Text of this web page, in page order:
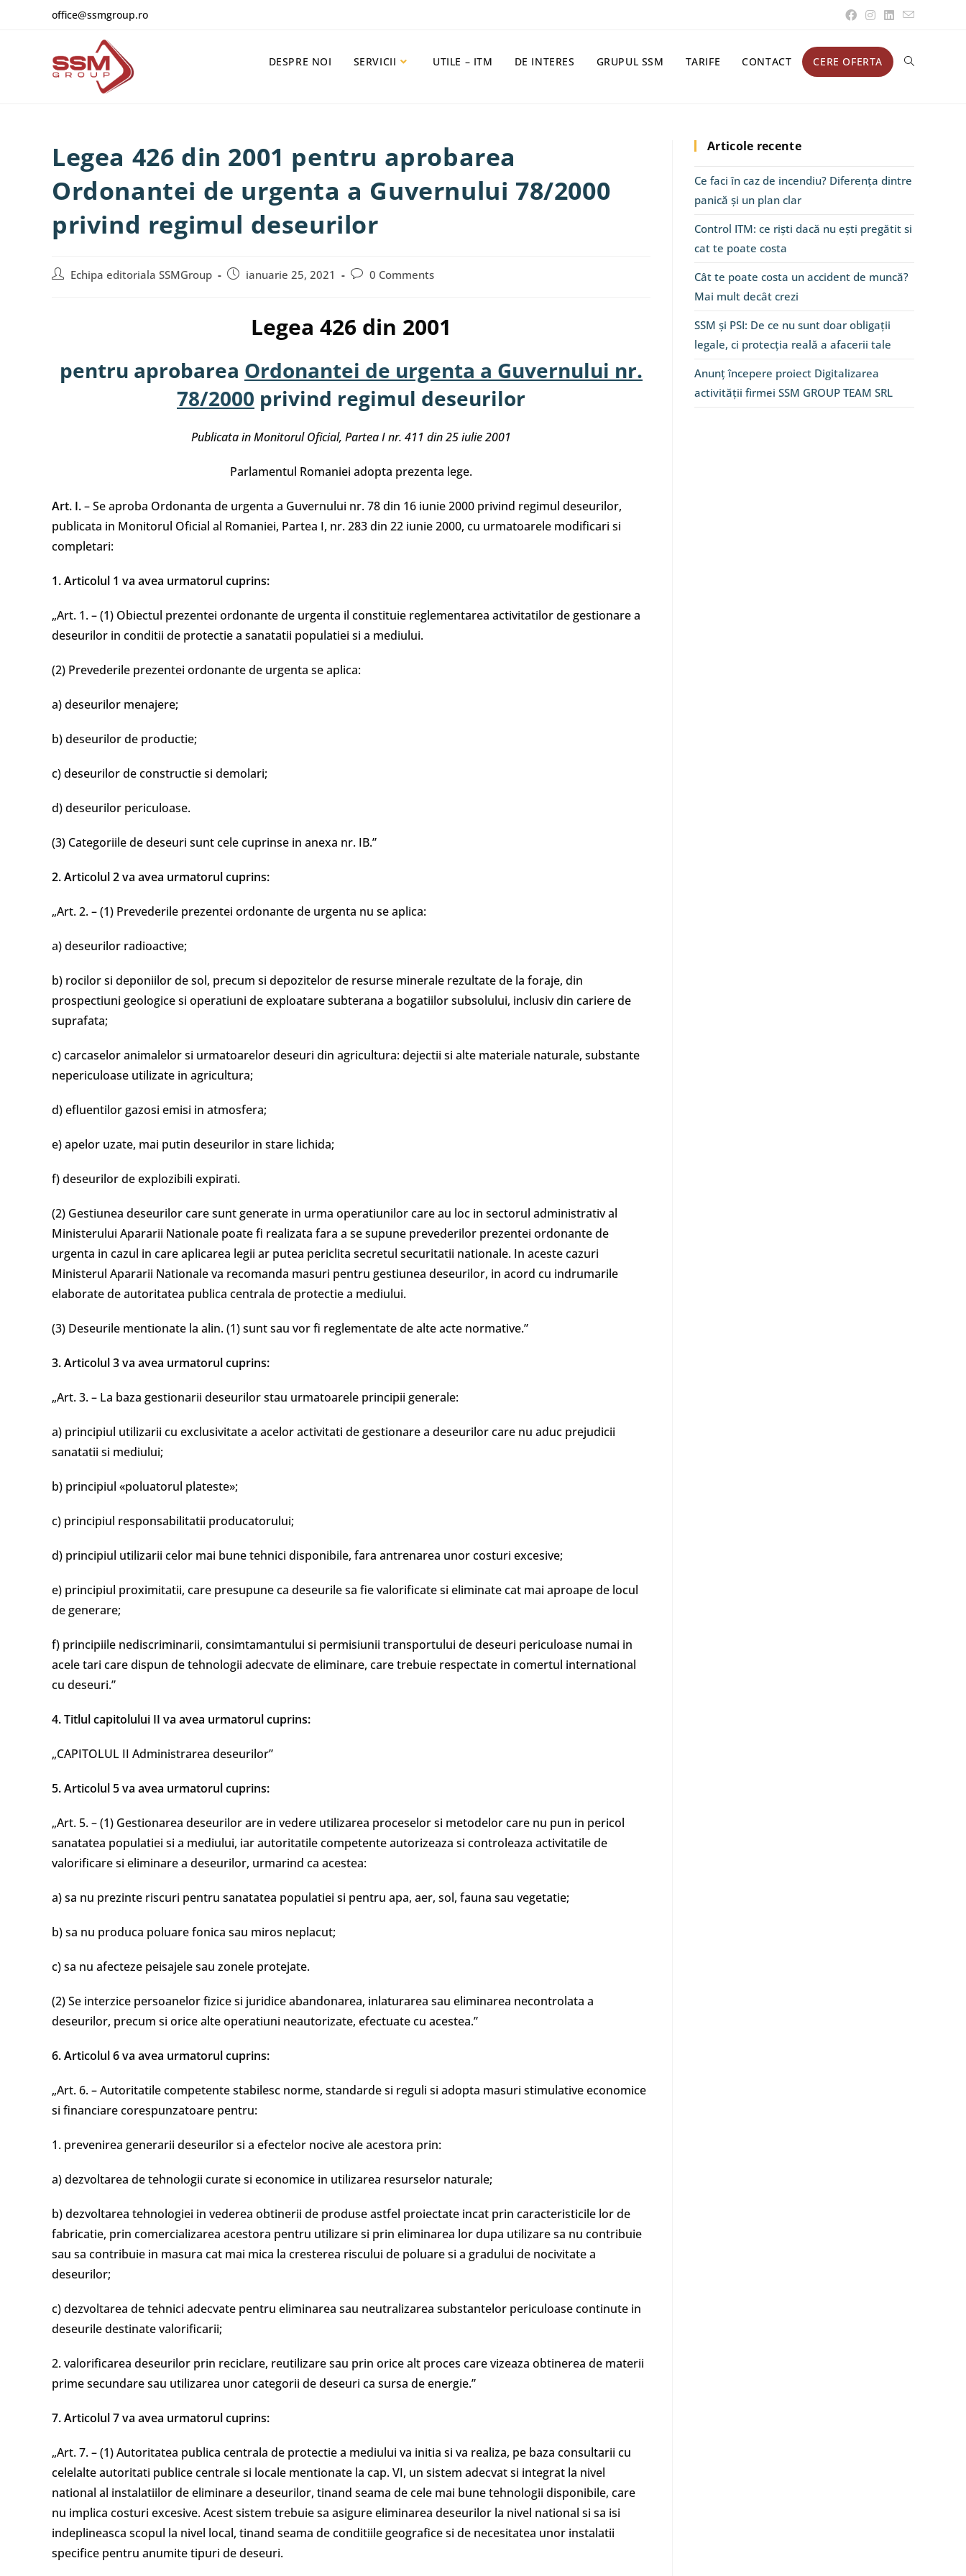
office@ssmgroup.ro
DESPRE NOI SERVICII UTILE – ITM DE INTERES GRUPUL SSM TARIFE CONTACT CERE OFERTA
Legea 426 din 2001 pentru aprobarea
Ordonantei de urgenta a Guvernului 78/2000
privind regimul deseurilor
Echipa editoriala SSMGroup ianuarie 25, 2021 0 Comments
Legea 426 din 2001
pentru aprobarea Ordonantei de urgenta a Guvernului nr.
78/2000 privind regimul deseurilor
Publicata in Monitorul Oficial, Partea I nr. 411 din 25 iulie 2001
Parlamentul Romaniei adopta prezenta lege.
Art. I.– Se aproba Ordonanta de urgenta a Guvernului nr. 78 din 16 iunie 2000 privind regimul deseurilor,
publicata in Monitorul Oficial al Romaniei, Partea I, nr. 283 din 22 iunie 2000, cu urmatoarele modificari si
completari:
1. Articolul 1 va avea urmatorul cuprins:
„Art. 1. – (1) Obiectul prezentei ordonante de urgenta il constituie reglementarea activitatilor de gestionare a
deseurilor in conditii de protectie a sanatatii populatiei si a mediului.
(2) Prevederile prezentei ordonante de urgenta se aplica:
a) deseurilor menajere;
b) deseurilor de productie;
c) deseurilor de constructie si demolari;
d) deseurilor periculoase.
(3) Categoriile de deseuri sunt cele cuprinse in anexa nr. IB.”
2. Articolul 2 va avea urmatorul cuprins:
„Art. 2. – (1) Prevederile prezentei ordonante de urgenta nu se aplica:
a) deseurilor radioactive;
b) rocilor si deponiilor de sol, precum si depozitelor de resurse minerale rezultate de la foraje, din
prospectiuni geologice si operatiuni de exploatare subterana a bogatiilor subsolului, inclusiv din cariere de
suprafata;
c) carcaselor animalelor si urmatoarelor deseuri din agricultura: dejectii si alte materiale naturale, substante
nepericuloase utilizate in agricultura;
d) efluentilor gazosi emisi in atmosfera;
e) apelor uzate, mai putin deseurilor in stare lichida;
f) deseurilor de explozibili expirati.
(2) Gestiunea deseurilor care sunt generate in urma operatiunilor care au loc in sectorul administrativ al
Ministerului Apararii Nationale poate fi realizata fara a se supune prevederilor prezentei ordonante de
urgenta in cazul in care aplicarea legii ar putea periclita secretul securitatii nationale. In aceste cazuri
Ministerul Apararii Nationale va recomanda masuri pentru gestiunea deseurilor, in acord cu indrumarile
elaborate de autoritatea publica centrala de protectie a mediului.
(3) Deseurile mentionate la alin. (1) sunt sau vor fi reglementate de alte acte normative.”
3. Articolul 3 va avea urmatorul cuprins:
„Art. 3. – La baza gestionarii deseurilor stau urmatoarele principii generale:
a) principiul utilizarii cu exclusivitate a acelor activitati de gestionare a deseurilor care nu aduc prejudicii
sanatatii si mediului;
b) principiul «poluatorul plateste»;
c) principiul responsabilitatii producatorului;
d) principiul utilizarii celor mai bune tehnici disponibile, fara antrenarea unor costuri excesive;
e) principiul proximitatii, care presupune ca deseurile sa fie valorificate si eliminate cat mai aproape de locul
de generare;
f) principiile nediscriminarii, consimtamantului si permisiunii transportului de deseuri periculoase numai in
acele tari care dispun de tehnologii adecvate de eliminare, care trebuie respectate in comertul international
cu deseuri.”
4. Titlul capitolului II va avea urmatorul cuprins:
„CAPITOLUL II Administrarea deseurilor”
5. Articolul 5 va avea urmatorul cuprins:
„Art. 5. – (1) Gestionarea deseurilor are in vedere utilizarea proceselor si metodelor care nu pun in pericol
sanatatea populatiei si a mediului, iar autoritatile competente autorizeaza si controleaza activitatile de
valorificare si eliminare a deseurilor, urmarind ca acestea:
a) sa nu prezinte riscuri pentru sanatatea populatiei si pentru apa, aer, sol, fauna sau vegetatie;
b) sa nu produca poluare fonica sau miros neplacut;
c) sa nu afecteze peisajele sau zonele protejate.
(2) Se interzice persoanelor fizice si juridice abandonarea, inlaturarea sau eliminarea necontrolata a
deseurilor, precum si orice alte operatiuni neautorizate, efectuate cu acestea.”
6. Articolul 6 va avea urmatorul cuprins:
„Art. 6. – Autoritatile competente stabilesc norme, standarde si reguli si adopta masuri stimulative economice
si financiare corespunzatoare pentru:
1. prevenirea generarii deseurilor si a efectelor nocive ale acestora prin:
a) dezvoltarea de tehnologii curate si economice in utilizarea resurselor naturale;
b) dezvoltarea tehnologiei in vederea obtinerii de produse astfel proiectate incat prin caracteristicile lor de
fabricatie, prin comercializarea acestora pentru utilizare si prin eliminarea lor dupa utilizare sa nu contribuie
sau sa contribuie in masura cat mai mica la cresterea riscului de poluare si a gradului de nocivitate a
deseurilor;
c) dezvoltarea de tehnici adecvate pentru eliminarea sau neutralizarea substantelor periculoase continute in
deseurile destinate valorificarii;
2. valorificarea deseurilor prin reciclare, reutilizare sau prin orice alt proces care vizeaza obtinerea de materii
prime secundare sau utilizarea unor categorii de deseuri ca sursa de energie.”
7. Articolul 7 va avea urmatorul cuprins:
„Art. 7. – (1) Autoritatea publica centrala de protectie a mediului va initia si va realiza, pe baza consultarii cu
celelalte autoritati publice centrale si locale mentionate la cap. VI, un sistem adecvat si integrat la nivel
national al instalatiilor de eliminare a deseurilor, tinand seama de cele mai bune tehnologii disponibile, care
nu implica costuri excesive. Acest sistem trebuie sa asigure eliminarea deseurilor la nivel national si sa isi
indeplineasca scopul la nivel local, tinand seama de conditiile geografice si de necesitatea unor instalatii
specifice pentru anumite tipuri de deseuri.
Articole recente
Ce faci în caz de incendiu? Diferența dintre
panică și un plan clar
Control ITM: ce riști dacă nu ești pregătit si
cat te poate costa
Cât te poate costa un accident de muncă?
Mai mult decât crezi
SSM și PSI: De ce nu sunt doar obligații
legale, ci protecția reală a afacerii tale
Anunț începere proiect Digitalizarea
activității firmei SSM GROUP TEAM SRL